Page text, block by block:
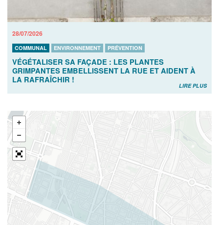
28/07/2026
COMMUNAL ENVIRONNEMENT PRÉVENTION
VÉGÉTALISER SA FAÇADE : LES PLANTES
GRIMPANTES EMBELLISSENT LA RUE ET AIDENT À
LA RAFRAÎCHIR !
LIRE PLUS